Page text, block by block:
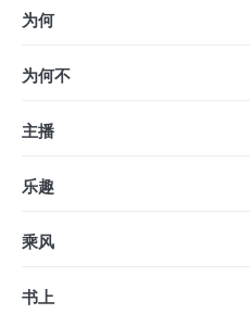
为何
为何不
主播
乐趣
乘风
书上